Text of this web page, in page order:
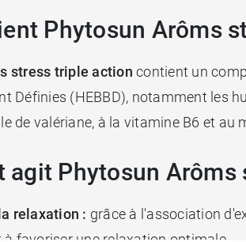
Phytosun Arôms
stress triple action contient un
Définies (HEBBD), notamment les
de valériane, à la vitamine B6 et au
agit Phytosun
relaxation : grâce à l'association